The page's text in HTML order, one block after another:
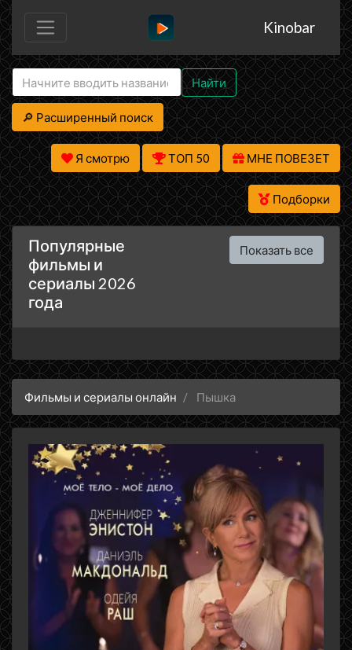
Kinobar
Найти
🔎 Расширенный поиск
Я смотрю ТОП 50 МНЕ ПОВЕЗЕТ
Подборки
Популярные
фильмы и
сериалы 2026
года
Показать все
Фильмы и сериалы онлайн Пышка